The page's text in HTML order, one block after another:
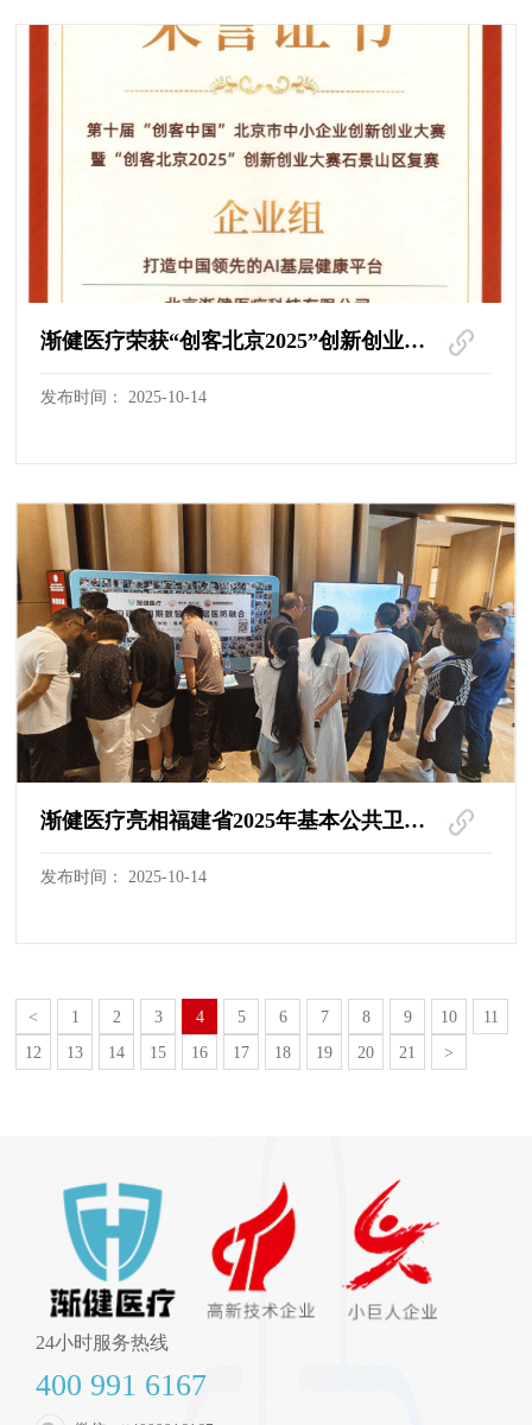
渐健医疗荣获“创客北京2025”创新创业大赛石景山区复赛企业组第九名
发布时间： 2025-10-14
渐健医疗亮相福建省2025年基本公共卫生服务高质量发展工作会
发布时间： 2025-10-14
< 1 2 3 4 5 6 7 8 9 10
11
12
13 14 15 16 17 18 19 20 21 >
24小时服务热线
400 991 6167